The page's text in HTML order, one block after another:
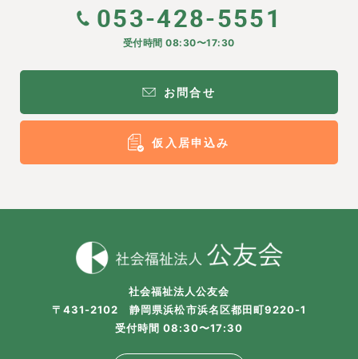
053-428-5551
受付時間 08:30〜17:30
お問合せ
仮入居申込み
社会福祉法人公友会
〒431-2102 静岡県浜松市浜名区都田町9220-1
受付時間 08:30〜17:30